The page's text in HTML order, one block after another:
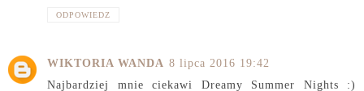
ODPOWIEDZ
WIKTORIA WANDA 8 lipca 2016 19:42
Najbardziej mnie ciekawi Dreamy Summer Nights :)